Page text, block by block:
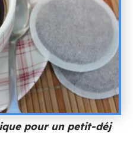
pour un petit-déj